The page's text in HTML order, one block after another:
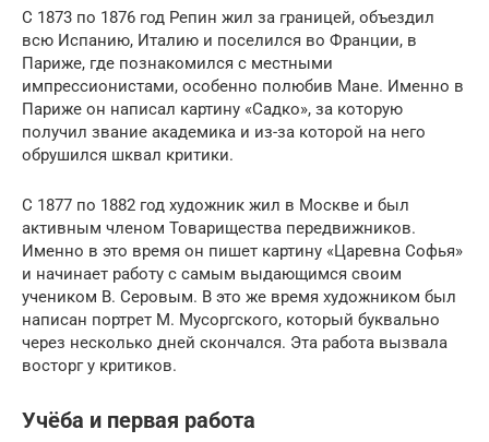
С 1873 по 1876 год Репин жил за границей, объездил
всю Испанию, Италию и поселился во Франции, в
Париже, где познакомился с местными
импрессионистами, особенно полюбив Мане. Именно в
Париже он написал картину «Садко», за которую
получил звание академика и из-за которой на него
обрушился шквал критики.
С 1877 по 1882 год художник жил в Москве и был
активным членом Товарищества передвижников.
Именно в это время он пишет картину «Царевна Софья»
и начинает работу с самым выдающимся своим
учеником В. Серовым. В это же время художником был
написан портрет М. Мусоргского, который буквально
через несколько дней скончался. Эта работа вызвала
восторг у критиков.
Учёба и первая работа